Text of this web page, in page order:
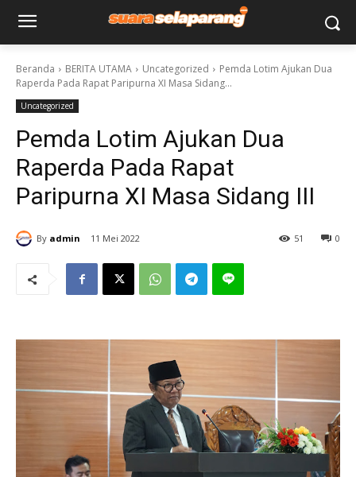
Beranda BERITA UTAMA Uncategorized
Pemda Lotim Ajukan Dua
Raperda Pada Rapat Paripurna XI Masa Sidang...
Uncategorized
Pemda Lotim Ajukan Dua
Raperda Pada Rapat
Paripurna XI Masa Sidang III
By admin 11 Mei 2022 0
51